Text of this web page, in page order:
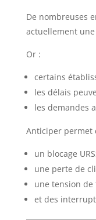
De nombreuses
actuellement
Or :
certains
les délais
les demandes
Anticiper permet
un blocage
une perte de
une tension de
et des